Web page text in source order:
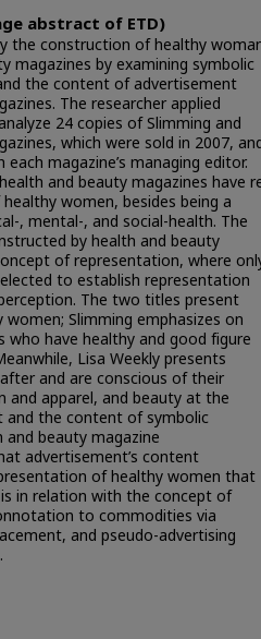
abstract of ETD)
the construction of healthy
magazines by examining symbolic
the content of advertisement
The researcher applied
24 copies of Slimming and
which were sold in 2007,
magazine’s managing editor.
and beauty magazines have
women, besides being a
, mental-, and social-health. The
by health and beauty
of representation, where
to establish representation
The two titles present
Slimming emphasizes on
have healthy and good figure
Lisa Weekly presents
and are conscious of their
and apparel, and beauty at the
the content of symbolic
beauty magazine
advertisement’s content
of healthy women that
in relation with the concept of
to commodities via
and pseudo-advertising